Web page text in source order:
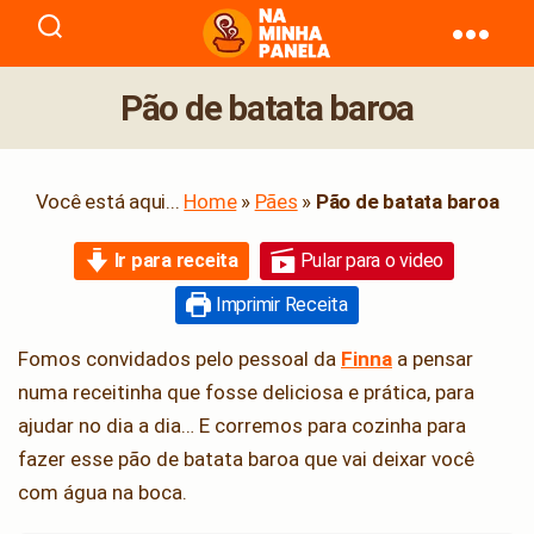
naminhapanela.com
Pão de batata baroa
Você está aqui... Home» Pães » Pão de batata baroa
Ir para receita
Pular para o video
Imprimir Receita
Fomos convidados pelo pessoal da Finna a pensar
numa receitinha que fosse deliciosa e prática, para
ajudar no dia a dia… E corremos para cozinha para
fazer esse pão de batata baroa que vai deixar você
com água na boca.